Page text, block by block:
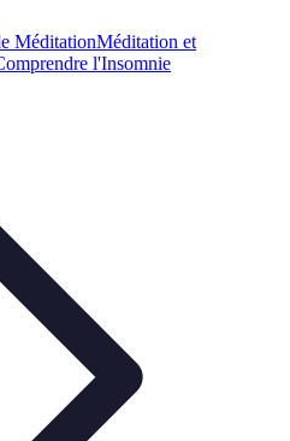
MéditationMéditation et
l'Insomnie